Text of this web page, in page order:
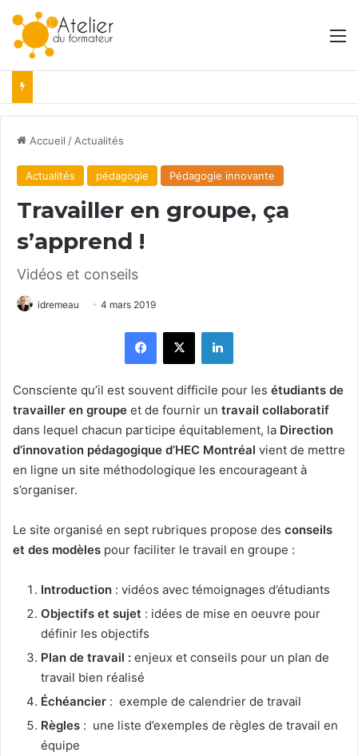
Accueil / Actualités
Actualités pédagogie Pédagogie innovante
Travailler en groupe, ça
s’apprend !
Vidéos et conseils
idremeau 4 mars 2019
Facebook
X Linkedin
Consciente qu’il est souvent difficile pour les étudiants de
travailler en groupe et de fournir un travail collaboratif
dans lequel chacun participe équitablement, la Direction
d’innovation pédagogique d’HEC Montréal vient de mettre
en ligne un site méthodologique les encourageant à
s’organiser.
Le site organisé en sept rubriques propose des conseils
et des modèles pour faciliter le travail en groupe :
Introduction : vidéos avec témoignages d’étudiants
Objectifs et sujet : idées de mise en oeuvre pour
définir les objectifs
Plan de travail : enjeux et conseils pour un plan de
travail bien réalisé
Échéancier : exemple de calendrier de travail
Règles : une liste d’exemples de règles de travail en
équipe